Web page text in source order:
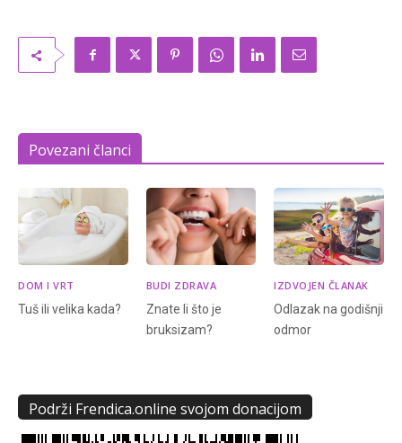
Povezani članci
DOM I VRT
Tuš ili velika kada?
BUDI ZDRAVA
Znate li što je
bruksizam?
IZDVOJEN ČLANAK
Odlazak na godišnji
odmor
Podrži Frendica.online svojom donacijom